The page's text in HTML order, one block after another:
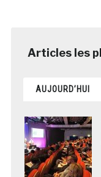
AUJOURD’HUI